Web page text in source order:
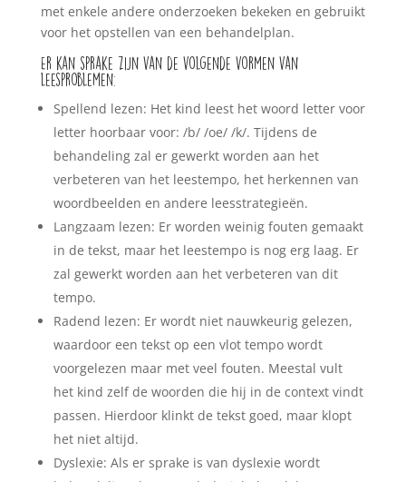
met enkele andere onderzoeken bekeken en gebruikt
voor het opstellen van een behandelplan.
Er kan sprake zijn van de volgende vormen van
leesproblemen:
Spellend lezen: Het kind leest het woord letter voor
letter hoorbaar voor: /b/ /oe/ /k/. Tijdens de
behandeling zal er gewerkt worden aan het
verbeteren van het leestempo, het herkennen van
woordbeelden en andere leesstrategieën.
Langzaam lezen: Er worden weinig fouten gemaakt
in de tekst, maar het leestempo is nog erg laag. Er
zal gewerkt worden aan het verbeteren van dit
tempo.
Radend lezen: Er wordt niet nauwkeurig gelezen,
waardoor een tekst op een vlot tempo wordt
voorgelezen maar met veel fouten. Meestal vult
het kind zelf de woorden die hij in de context vindt
passen. Hierdoor klinkt de tekst goed, maar klopt
het niet altijd.
Dyslexie: Als er sprake is van dyslexie wordt